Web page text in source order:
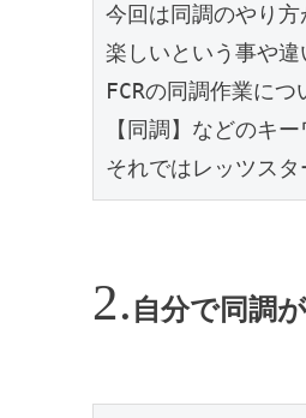
今回は同調のやり方
楽しいという事や違
FCRの同調作業に
【同調】などのキ
それではレッツスタ
自分で同調